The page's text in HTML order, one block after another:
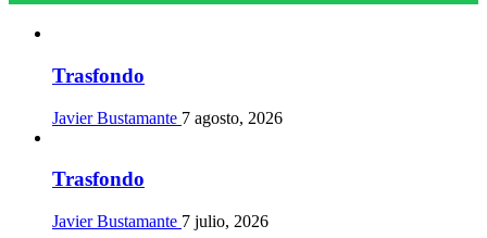
Trasfondo
Javier Bustamante 7 agosto, 2026
Trasfondo
Javier Bustamante 7 julio, 2026